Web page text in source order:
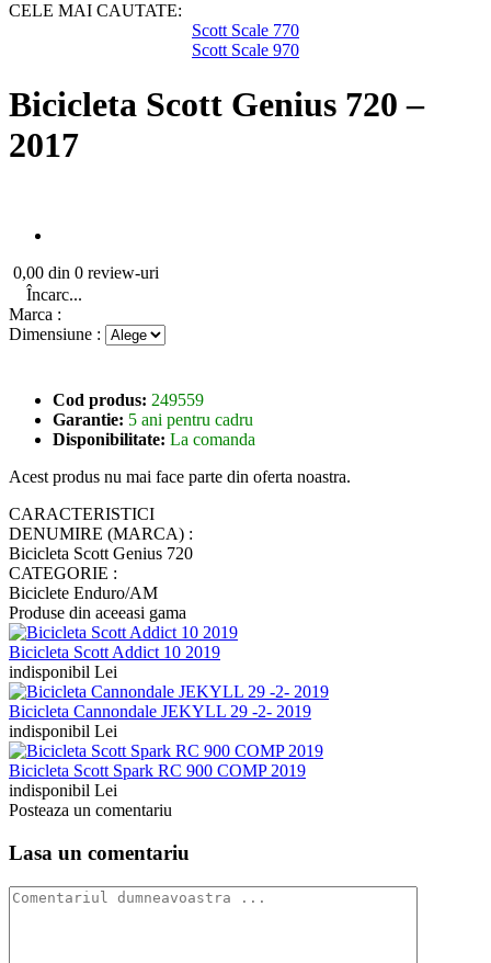
CELE MAI CAUTATE:
Scott Scale 770
Scott Scale 970
Bicicleta Scott Genius 720 –
2017
0,00 din 0 review-uri
Încarc...
Marca :
Dimensiune :
Cod produs: 249559
Garantie: 5 ani pentru cadru
Disponibilitate: La comanda
Acest produs nu mai face parte din oferta noastra.
CARACTERISTICI
DENUMIRE (MARCA) :
Bicicleta Scott Genius 720
CATEGORIE :
Biciclete Enduro/AM
Produse din aceeasi gama
Bicicleta Scott Addict 10 2019
indisponibil Lei
Bicicleta Cannondale JEKYLL 29 -2- 2019
indisponibil Lei
Bicicleta Scott Spark RC 900 COMP 2019
indisponibil Lei
Posteaza un comentariu
Lasa un comentariu